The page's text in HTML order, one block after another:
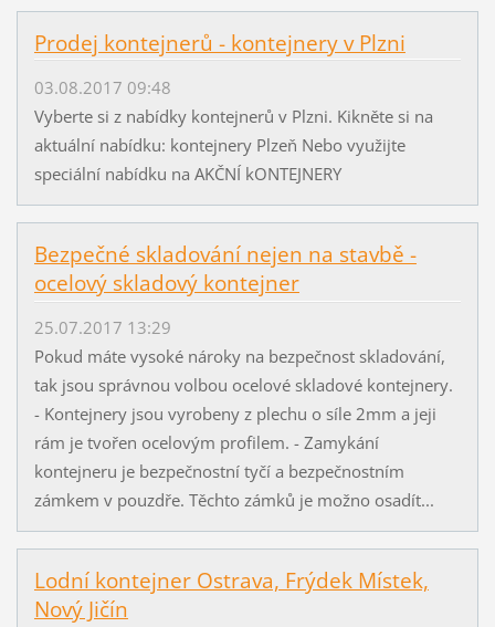
Prodej kontejnerů - kontejnery v Plzni
03.08.2017 09:48
Vyberte si z nabídky kontejnerů v Plzni. Kikněte si na
aktuální nabídku: kontejnery Plzeň Nebo využijte
speciální nabídku na AKČNÍ kONTEJNERY
Bezpečné skladování nejen na stavbě -
ocelový skladový kontejner
25.07.2017 13:29
Pokud máte vysoké nároky na bezpečnost skladování,
tak jsou správnou volbou ocelové skladové kontejnery.
- Kontejnery jsou vyrobeny z plechu o síle 2mm a jeji
rám je tvořen ocelovým profilem. - Zamykání
kontejneru je bezpečnostní tyčí a bezpečnostním
zámkem v pouzdře. Těchto zámků je možno osadít...
Lodní kontejner Ostrava, Frýdek Místek,
Nový Jičín